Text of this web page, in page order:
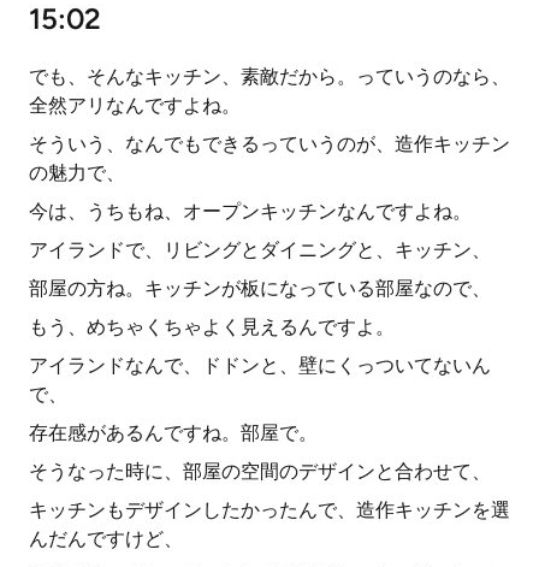
15:02
でも、そんなキッチン、素敵だから。っていうのなら、
全然アリなんですよね。
そういう、なんでもできるっていうのが、造作キッチン
の魅力で、
今は、うちもね、オープンキッチンなんですよね。
アイランドで、リビングとダイニングと、キッチン、
部屋の方ね。キッチンが板になっている部屋なので、
もう、めちゃくちゃよく見えるんですよ。
アイランドなんで、ドドンと、壁にくっついてないん
で、
存在感があるんですね。部屋で。
そうなった時に、部屋の空間のデザインと合わせて、
キッチンもデザインしたかったんで、造作キッチンを選
んだんですけど、